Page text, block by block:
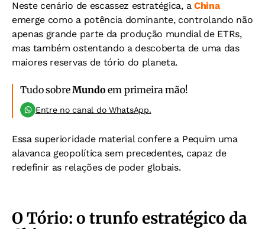
Neste cenário de escassez estratégica, a China
emerge como a potência dominante, controlando não
apenas grande parte da produção mundial de ETRs,
mas também ostentando a descoberta de uma das
maiores reservas de tório do planeta.
Tudo sobreMundo em primeira mão!
Entre no canal do WhatsApp.
Essa superioridade material confere a Pequim uma
alavanca geopolítica sem precedentes, capaz de
redefinir as relações de poder globais.
O Tório: o trunfo estratégico da